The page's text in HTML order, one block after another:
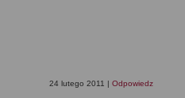
24 lutego 2011 Odpowiedz